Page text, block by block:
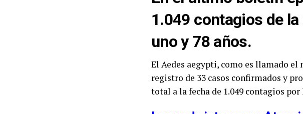
1.049 contagios de
uno y 78 años.
El Aedes aegypti, como es llamado
registro de 33 casos confirmados y
total a la fecha de 1.049 contagios